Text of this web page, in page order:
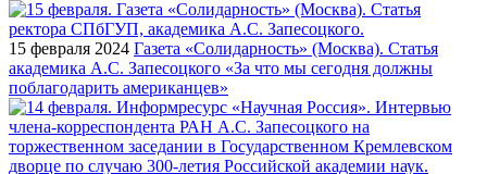
15 февраля 2024 Газета «Солидарность» (Москва). Статья
академика А.С. Запесоцкого «За что мы сегодня должны
поблагодарить американцев»